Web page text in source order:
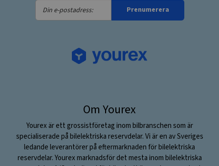
Din
e-
Prenumerera
Om Yourex
Yourex är ett grossistföretag inom bilbranschen som är
specialiserade på bilelektriska reservdelar. Vi är en av Sveriges
ledande leverantörer på eftermarknaden för bilelektriska
reservdelar. Yourex marknadsför det mesta inom bilelektriska